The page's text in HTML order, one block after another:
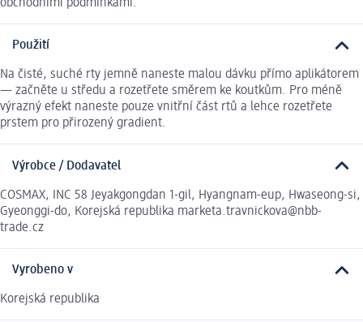
obchodními podmínkami.
Použití
Na čisté, suché rty jemně naneste malou dávku přímo aplikátorem
— začněte u středu a rozetřete směrem ke koutkům. Pro méně
výrazný efekt naneste pouze vnitřní část rtů a lehce rozetřete
prstem pro přirozený gradient.
Výrobce / Dodavatel
COSMAX, INC 58 Jeyakgongdan 1-gil, Hyangnam-eup, Hwaseong-si,
Gyeonggi-do, Korejská republika marketa.travnickova@nbb-
trade.cz
Vyrobeno v
Korejská republika